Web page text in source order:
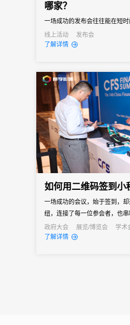
哪家？
一场成功的发布会往往能在短
费者认知。然而对于主办方来说
役”，稍有不慎就可能影响传播
能...
线上活动
发布会
了解详情
如何用二维码签到小
一场成功的会议，始于签到，
纽，连接了每一位参会者，也串
政府大会
展览/博览会 学术
线上展会
经销商大会
了解详情